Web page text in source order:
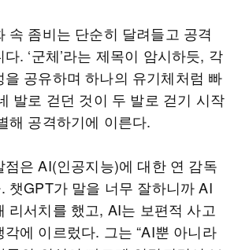
속 좀비는 단순히 달려들고 공격
. ‘군체’라는 제목이 암시하듯, 각
공유하며 하나의 유기체처럼 빠
발로 걷던 것이 두 발로 걷기 시작
해 공격하기에 이른다.
은 AI(인공지능)에 대한 연 감독
챗GPT가 말을 너무 잘하니까 AI
리서치를 했고, AI는 보편적 사고
에 이르렀다. 그는 “AI뿐 아니라